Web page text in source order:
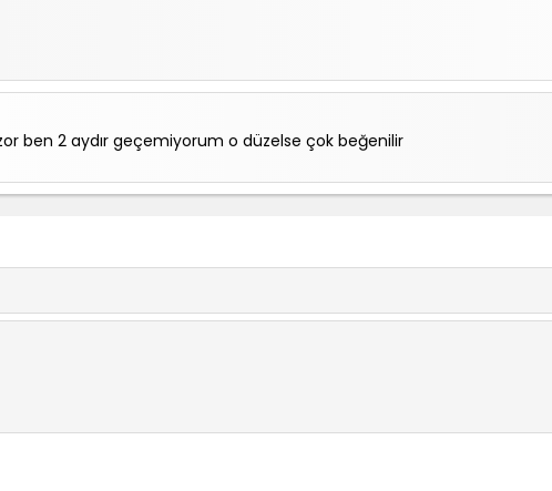
ben 2 aydır geçemiyorum o düzelse çok beğenilir